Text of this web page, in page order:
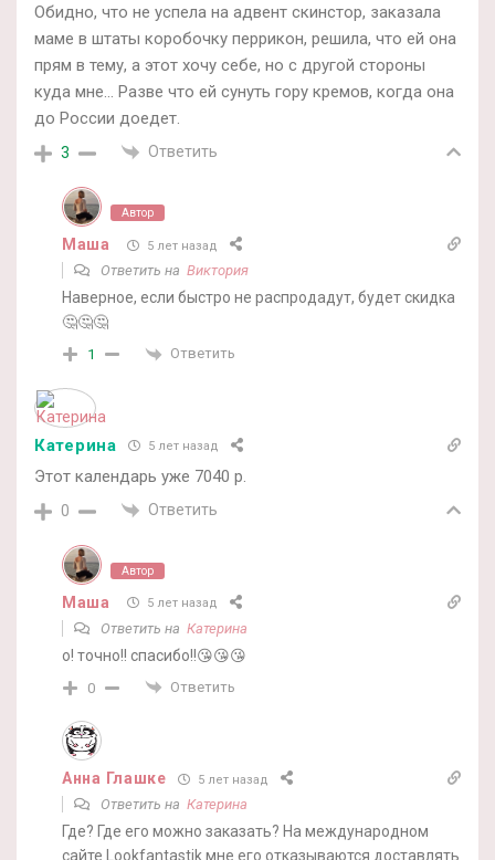
Обидно, что не успела на адвент скинстор, заказала
маме в штаты коробочку перрикон, решила, что ей она
прям в тему, а этот хочу себе, но с другой стороны
куда мне… Разве что ей сунуть гору кремов, когда она
до России доедет.
3 Ответить
Автор
Маша 5 лет назад
Ответить на Виктория
Наверное, если быстро не распродадут, будет скидка
🤔🤔🤔
1 Ответить
Катерина 5 лет назад
Этот календарь уже 7040 р.
0 Ответить
Автор
Маша 5 лет назад
Ответить на Катерина
о! точно!! спасибо!!😘😘😘
0 Ответить
Анна Глашке 5 лет назад
Ответить на Катерина
Где? Где его можно заказать? На международном
сайте Lookfantastik мне его отказываются доставлять